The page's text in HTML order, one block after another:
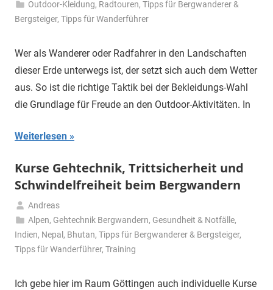
30.
April
Outdoor-Kleidung, Radtouren,Tipps für Bergwanderer &
Bergsteiger, Tipps für Wanderführer
Wer als Wanderer oder Radfahrer in den Landschaften
dieser Erde unterwegs ist, der setzt sich auch dem Wetter
aus. So ist die richtige Taktik bei der Bekleidungs-Wahl
die Grundlage für Freude an den Outdoor-Aktivitäten. In
Weiterlesen
Kurse Gehtechnik, Trittsicherheit und
Schwindelfreiheit beim Bergwandern
29.
April
2020
Andreas
Alpen, Gehtechnik Bergwandern, Gesundheit & Notfälle,
Indien, Nepal, Bhutan, Tipps für Bergwanderer & Bergsteiger,
Tipps für Wanderführer, Training
Ich gebe hier im Raum Göttingen auch individuelle Kurse